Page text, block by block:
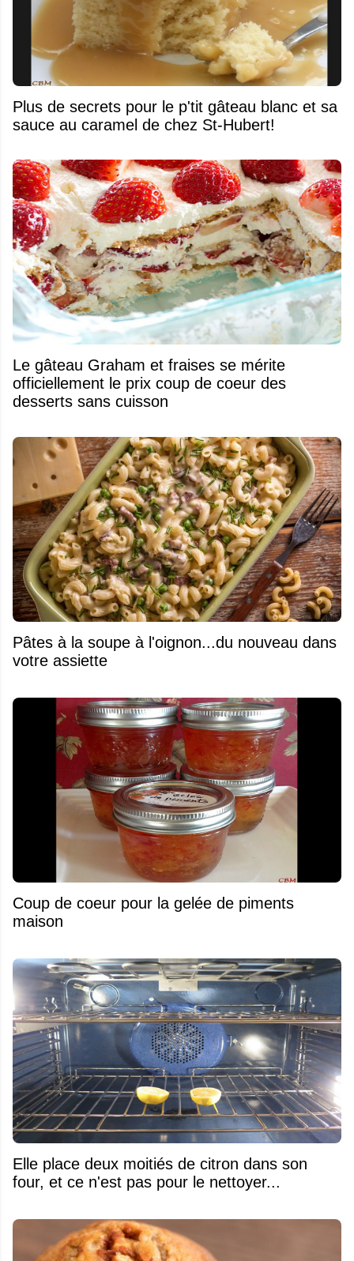
Plus de secrets pour le p'tit gâteau blanc et sa
sauce au caramel de chez St-Hubert!
Le gâteau Graham et fraises se mérite
officiellement le prix coup de coeur des
desserts sans cuisson
Pâtes à la soupe à l'oignon...du nouveau dans
votre assiette
Coup de coeur pour la gelée de piments
maison
Elle place deux moitiés de citron dans son
four, et ce n'est pas pour le nettoyer...